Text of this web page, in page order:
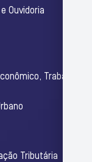
Ouvidoria
Trabalho
Tributária